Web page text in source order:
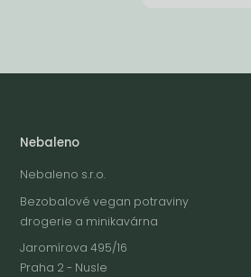
Nebaleno
Nebaleno s.r.o.
Bezobalové vegan potraviny
drogerie a minikavárna
Jaromírova 495/16
Praha 2 - Nusle